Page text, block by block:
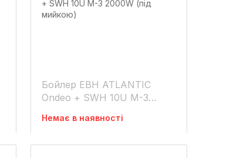
Бойлер ЕВН ATLANTIC
Ondeo + SWH 10U M-3
Немає в наявності